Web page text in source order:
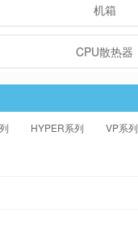
机箱
CPU散热器
HYPER系列 VP系列